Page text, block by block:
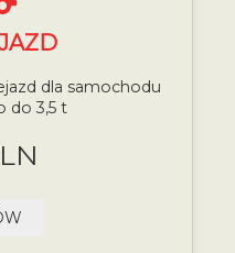
dla samochodu
do 3,5 t